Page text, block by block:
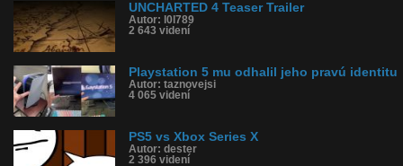
UNCHARTED 4 Teaser Trailer
Autor: l0l789
2 643 videní
Playstation 5 mu odhalil jeho pravú identitu
Autor: taznovejsi
4 065 videní
PS5 vs Xbox Series X
Autor: dester
2 396 videní